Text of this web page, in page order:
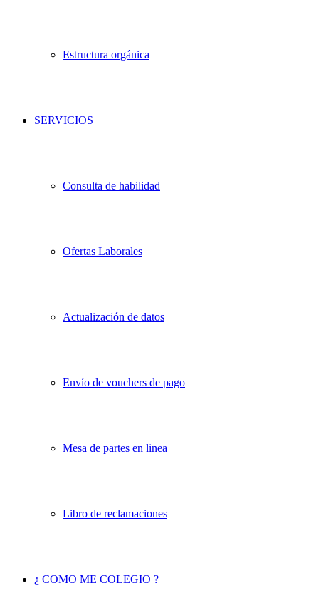
Estructura orgánica
SERVICIOS
Consulta de habilidad
Ofertas Laborales
Actualización de datos
Envío de vouchers de pago
Mesa de partes en linea
Libro de reclamaciones
¿ COMO ME COLEGIO ?